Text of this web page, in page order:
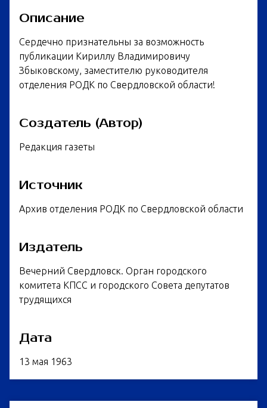
Описание
Сердечно признательны за возможность
публикации Кириллу Владимировичу
Збыковскому, заместителю руководителя
отделения РОДК по Свердловской области!
Создатель (Автор)
Редакция газеты
Источник
Архив отделения РОДК по Свердловской области
Издатель
Вечерний Свердловск. Орган городского
комитета КПСС и городского Совета депутатов
трудящихся
Дата
13 мая 1963